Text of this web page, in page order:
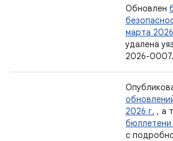
Обновлен
марта
удалена
2026-0007.
2026 г. , а
бюллетени
с